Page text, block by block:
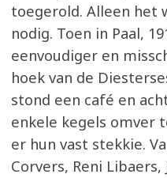
toegerold. Alleen het
nodig. Toen in Paal,
eenvoudiger en
hoek van de
stond een café en
enkele kegels omver
er hun vast stekkie.
Corvers, Reni Libaers,